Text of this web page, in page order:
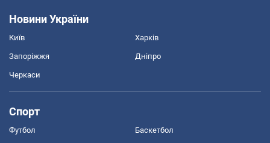
Новини України
Київ Харків
Запоріжжя Дніпро
Черкаси
Спорт
Футбол Баскетбол